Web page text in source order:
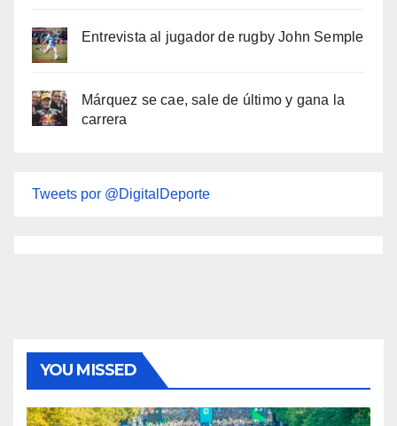
Entrevista al jugador de rugby John Semple
Márquez se cae, sale de último y gana la
carrera
Tweets por @DigitalDeporte
YOU MISSED